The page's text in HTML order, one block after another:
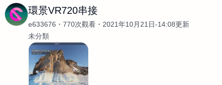
環景VR720串接
e633676 770次觀看
2021年10月21日-14:08更新
未分類